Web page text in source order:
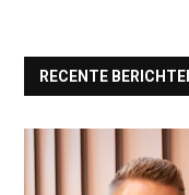
RECENTE